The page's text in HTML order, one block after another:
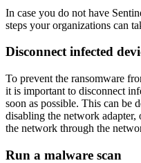
In case you do not have
steps your organizations can
Disconnect infected
To prevent the ransomware
it is important to disconnect
soon as possible. This can be
disabling the network
the network through the
Run a malware scan